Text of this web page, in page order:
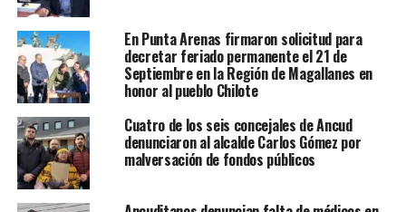
En Punta Arenas firmaron solicitud para
decretar feriado permanente el 21 de
Septiembre en la Región de Magallanes en
honor al pueblo Chilote
Cuatro de los seis concejales de Ancud
denunciaron al alcalde Carlos Gómez por
malversación de fondos públicos